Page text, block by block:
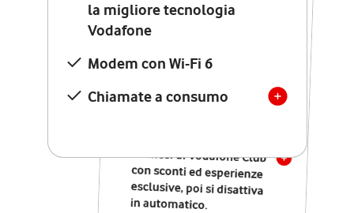
la migliore tecnologia
Vodafone
Modem con Wi-Fi 6
Chiamate a consumo
Vodafone
Modem Seven con Wi-Fi 7
Chiamate illimitate verso
numeri fissi e mobili
nazionali
12 mesi di Vodafone Club
con sconti ed esperienze
esclusive, poi si disattiva
in automatico.